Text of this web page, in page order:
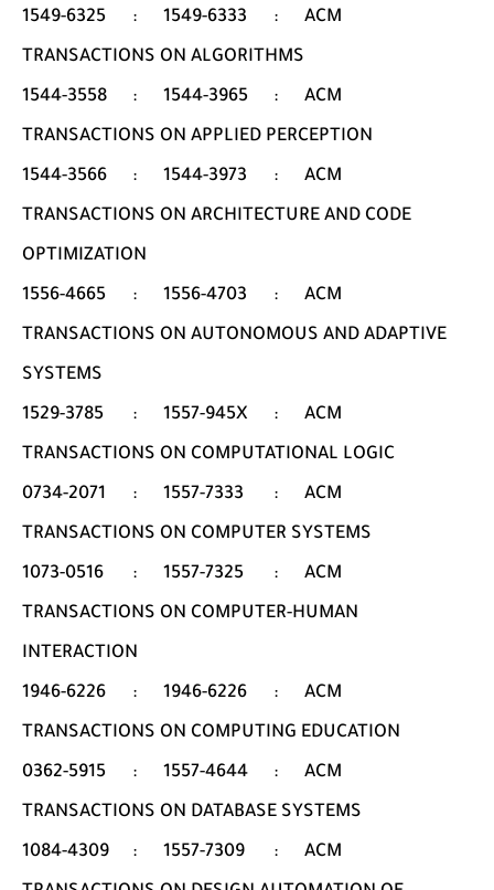
1549-6325
: 1549-6333 :
ACM
TRANSACTIONS ON ALGORITHMS
1544-3558
: 1544-3965 :
ACM
TRANSACTIONS ON APPLIED PERCEPTION
1544-3566
: 1544-3973 :
ACM
TRANSACTIONS ON ARCHITECTURE AND CODE
OPTIMIZATION
1556-4665
: 1556-4703 :
ACM
TRANSACTIONS ON AUTONOMOUS AND ADAPTIVE
SYSTEMS
1529-3785
: 1557-945X :
ACM
TRANSACTIONS ON COMPUTATIONAL LOGIC
0734-2071
: 1557-7333 :
ACM
TRANSACTIONS ON COMPUTER SYSTEMS
1073-0516
: 1557-7325 :
ACM
TRANSACTIONS ON COMPUTER-HUMAN
INTERACTION
1946-6226
: 1946-6226 :
ACM
TRANSACTIONS ON COMPUTING EDUCATION
0362-5915
: 1557-4644 :
ACM
TRANSACTIONS ON DATABASE SYSTEMS
1084-4309
: 1557-7309 :
ACM